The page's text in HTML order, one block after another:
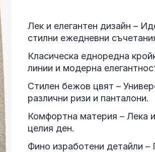
Лек и елегантен дизайн –
стилни ежедневни
Класическа едноредна
линии и модерна
Стилен бежов цвят –
различни ризи и панталони.
Комфортна материя – Лека
целия ден.
Фино изработени детайли –